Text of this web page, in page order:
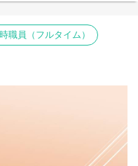
リーの上、
課人事労務係宛 に郵送く
着するようにお願いしま
職員（フルタイム）